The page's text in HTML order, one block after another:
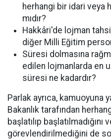
herhangi bir idari veya
mıdır?
Hakkâri'de lojman
diğer Milli Eğitim
Süresi dolmasına
edilen lojmanlarda en
süresi ne kadardır?
Parlak ayrıca, kamuoyuna
Bakanlık tarafından
başlatılıp
görevlendirilmediğini de